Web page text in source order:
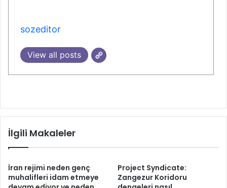
sozeditor
View all posts
İlgili Makaleler
İran rejimi neden genç
muhalifleri idam etmeye
Project Syndicate:
Zangezur Koridoru